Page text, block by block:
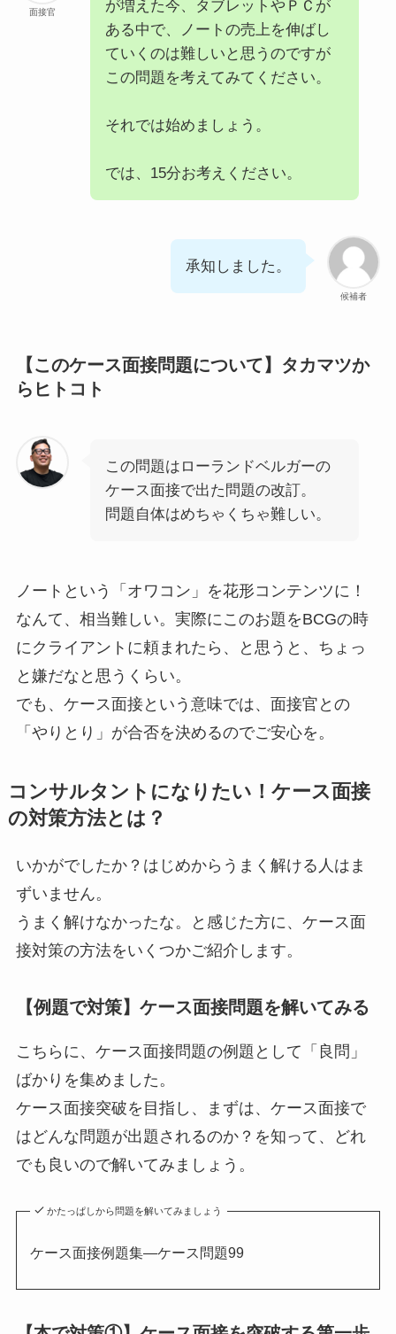
面接官
が増えた今、タブレットやＰＣが
ある中で、ノートの売上を伸ばし
ていくのは難しいと思うのですが
この問題を考えてみてください。
それでは始めましょう。
では、15分お考えください。
候補者
承知しました。
【このケース面接問題について】タカマツか
らヒトコト
この問題はローランドベルガーの
ケース面接で出た問題の改訂。
問題自体はめちゃくちゃ難しい。
ノートという「オワコン」を花形コンテンツに！
なんて、相当難しい。実際にこのお題をBCGの時
にクライアントに頼まれたら、と思うと、ちょっ
と嫌だなと思うくらい。
でも、ケース面接という意味では、面接官との
「やりとり」が合否を決めるのでご安心を。
コンサルタントになりたい！ケース面接
の対策方法とは？
いかがでしたか？はじめからうまく解ける人はま
ずいません。
うまく解けなかったな。と感じた方に、ケース面
接対策の方法をいくつかご紹介します。
【例題で対策】ケース面接問題を解いてみる
こちらに、ケース面接問題の例題として「良問」
ばかりを集めました。
ケース面接突破を目指し、まずは、ケース面接で
はどんな問題が出題されるのか？を知って、どれ
でも良いので解いてみましょう。
かたっぱしから問題を解いてみましょう
ケース面接例題集—ケース問題99